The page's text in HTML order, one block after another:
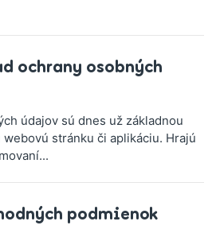
ochrany osobných
údajov sú dnes už základnou
stránku či aplikáciu. Hrajú
podmienok